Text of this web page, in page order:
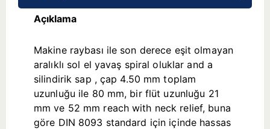
Aksesuarlar
Açıklama
Makine raybası ile son derece eşit olmayan
aralıklı sol el yavaş spiral oluklar and a
silindirik sap , çap 4.50 mm toplam
uzunluğu ile 80 mm, bir flüt uzunluğu 21
mm ve 52 mm reach with neck relief, buna
göre DIN 8093 standard için içinde hassas